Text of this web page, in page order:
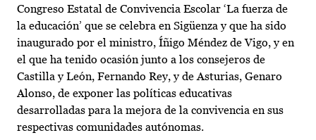
Congreso Estatal de Convivencia Escolar ‘La fuerza de
la educación’ que se celebra en Sigüenza y que ha sido
inaugurado por el ministro, Íñigo Méndez de Vigo, y en
el que ha tenido ocasión junto a los consejeros de
Castilla y León, Fernando Rey, y de Asturias, Genaro
Alonso, de exponer las políticas educativas
desarrolladas para la mejora de la convivencia en sus
respectivas comunidades autónomas.